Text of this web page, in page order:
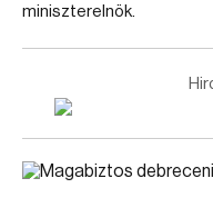
miniszterelnök.